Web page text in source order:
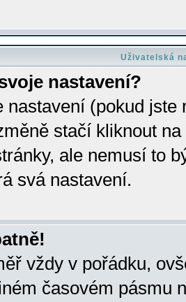
Uživatelská
nastavení?
nastavení (pokud
stačí kliknout
ale nemusí to
svá nastavení.
vždy v pořádku,
časovém pásmu